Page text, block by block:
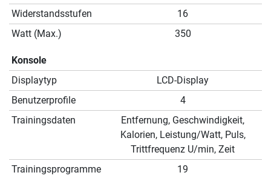
Widerstandsstufen
16
Watt (Max.)
350
Konsole
Displaytyp
LCD-Display
Benutzerprofile
4
Trainingsdaten
Entfernung, Geschwindigkeit,
Kalorien, Leistung/Watt, Puls,
Trittfrequenz U/min, Zeit
Trainingsprogramme
19